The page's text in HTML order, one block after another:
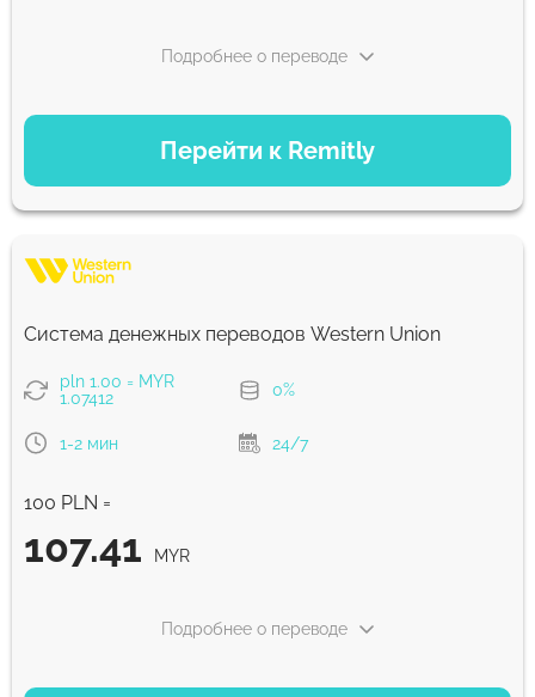
Перейти к Remitly
Подробнее о переводе
ВАРИАНТЫ ОПЛАТЫ
Экономный
108.17 MYR 5 д
108.17 MYR
Комиссия Strumok, всегда 0%
Система денежных переводов Western Union
pln 1.00 = MYR
1.07412
0%
1-2 мин 24/7
100 PLN =
107.41 MYR
Подробнее о переводе